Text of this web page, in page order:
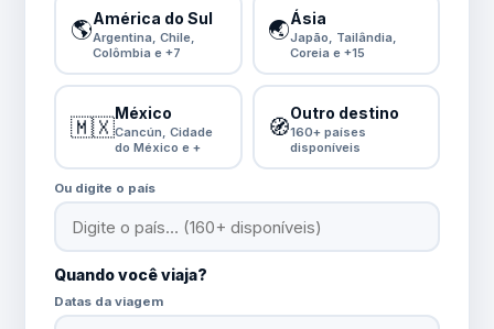
🌎América do Sul
Argentina, Chile,
Colômbia e +7
🌏Ásia
Japão, Tailândia,
Coreia e +15
🇲🇽
México
Cancún, Cidade
do México e +
🧭
Outro destino
160+ países
disponíveis
Ou digite o país
Quando você viaja?
Datas da viagem